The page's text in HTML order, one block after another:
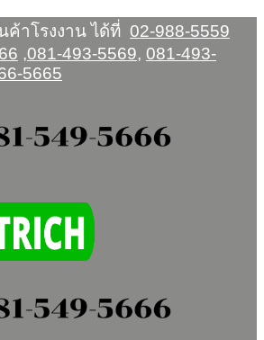
าโรงงาน ได้ที่ 02-988-5559
,081-493-5569, 081-493-
5665